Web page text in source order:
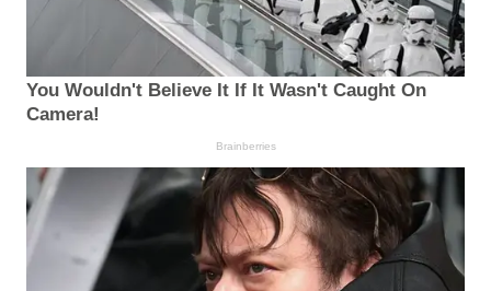
You Wouldn't Believe It If It Wasn't Caught On
Camera!
Brainberries